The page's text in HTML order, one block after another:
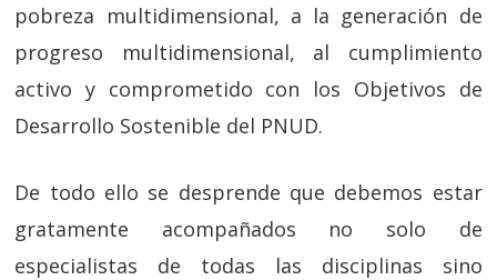
pobreza multidimensional, a la generación de
progreso multidimensional, al cumplimiento
activo y comprometido con los Objetivos de
Desarrollo Sostenible del PNUD.
De todo ello se desprende que debemos estar
gratamente acompañados no solo de
especialistas de todas las disciplinas sino